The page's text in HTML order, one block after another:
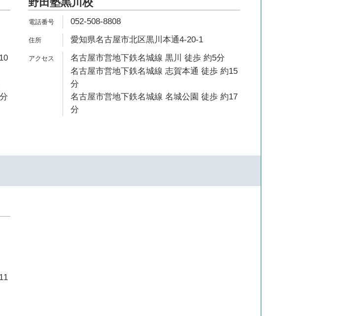
052-508-8808
愛知県名古屋市北区黒川本通4-20-1
名古屋市営地下鉄名城線 黒川 徒歩 約5分
名古屋市営地下鉄名城線 志賀本通 徒歩 約15
分
名古屋市営地下鉄名城線 名城公園 徒歩 約17
分